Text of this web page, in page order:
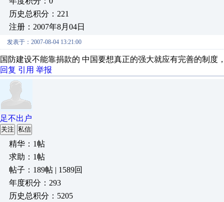
历史总积分：221
注册：2007年8月04日
发表于：2007-08-04 13:21:00
国防建设不能靠捐款的 中国要想真正的强大就应有完善的制
回复 引用 举报
足不出户
关注 私信
精华：1帖
求助：1帖
帖子：189帖 | 1589回
年度积分：293
历史总积分：5205